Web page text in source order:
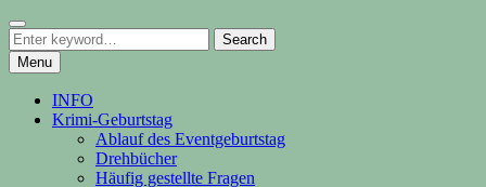
Skip
to
content
Film-Events für Kids und Teens
Kindergeburtstag in Stuttgart und
Umgebung
Search
Search
for:
Search
Menu
INFO
Krimi-Geburtstag
Ablauf des Eventgeburtstag
Drehbücher
Häufig gestellte Fragen